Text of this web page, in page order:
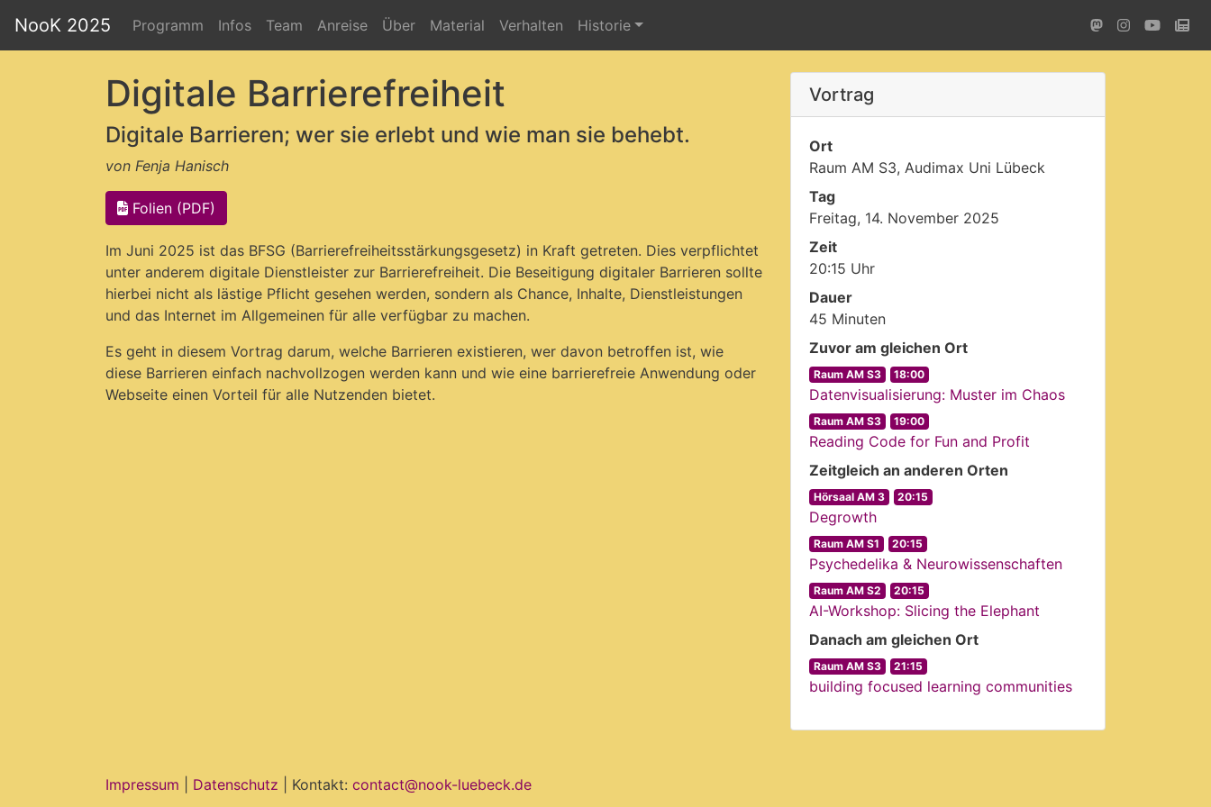
NooK 2025 Programm Infos Team Anreise Über Material Verhalten Historie
Digitale Barrierefreiheit
Digitale Barrieren; wer sie erlebt und wie man sie behebt.
von Fenja Hanisch
Folien (PDF)
Im Juni 2025 ist das BFSG (Barrierefreiheitsstärkungsgesetz) in Kraft getreten. Dies verpflichtet
unter anderem digitale Dienstleister zur Barrierefreiheit. Die Beseitigung digitaler Barrieren sollte
hierbei nicht als lästige Pflicht gesehen werden, sondern als Chance, Inhalte, Dienstleistungen
und das Internet im Allgemeinen für alle verfügbar zu machen.
Es geht in diesem Vortrag darum, welche Barrieren existieren, wer davon betroffen ist, wie
diese Barrieren einfach nachvollzogen werden kann und wie eine barrierefreie Anwendung oder
Webseite einen Vorteil für alle Nutzenden bietet.
Vortrag
Ort
Raum AM S3, Audimax Uni Lübeck
Tag
Freitag, 14. November 2025
Zeit
20:15 Uhr
Dauer
45 Minuten
Zuvor am gleichen Ort
Raum AM S3 18:00
Datenvisualisierung: Muster im Chaos
Raum AM S3 19:00
Reading Code for Fun and Profit
Zeitgleich an anderen Orten
Hörsaal AM 3 20:15
Degrowth
Raum AM S1 20:15
Psychedelika & Neurowissenschaften
Raum AM S2 20:15
AI-Workshop: Slicing the Elephant
Danach am gleichen Ort
Raum AM S3 21:15
building focused learning communities
Impressum Datenschutz | Kontakt: contact@nook-luebeck.de